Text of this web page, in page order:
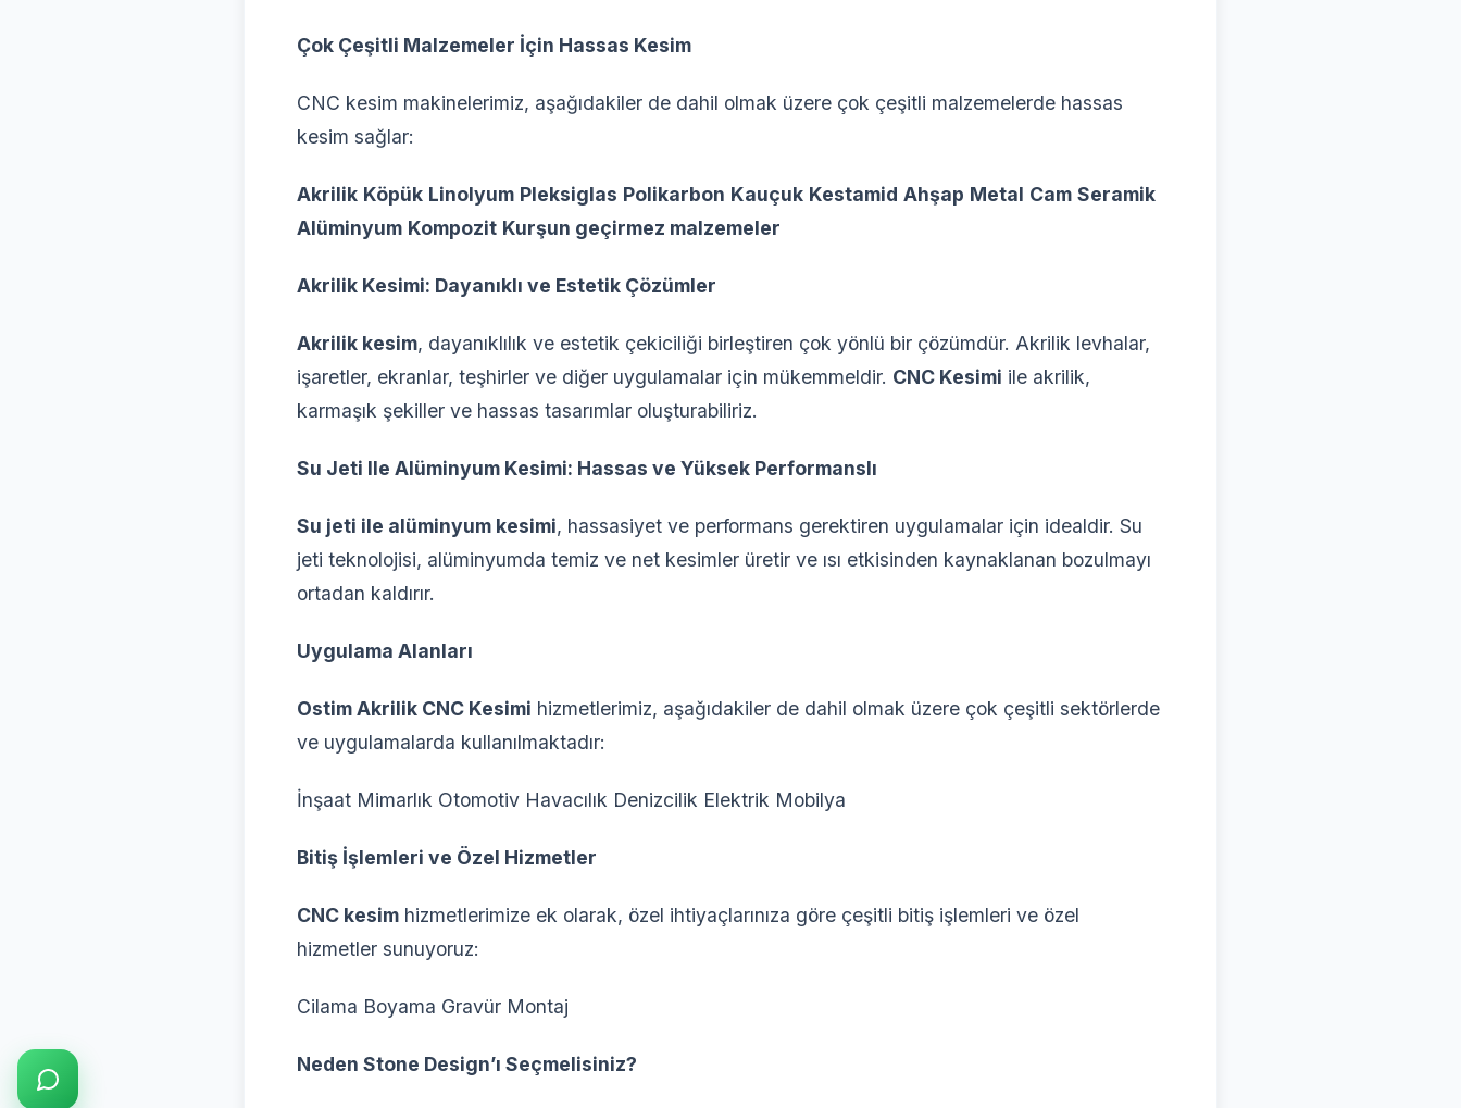
Çok Çeşitli Malzemeler İçin Hassas Kesim
CNC kesim makinelerimiz, aşağıdakiler de dahil olmak üzere çok çeşitli malzemelerde hassas
kesim sağlar:
Akrilik Köpük Linolyum Pleksiglas Polikarbon Kauçuk Kestamid Ahşap Metal Cam Seramik
Alüminyum Kompozit Kurşun geçirmez malzemeler
Akrilik Kesimi: Dayanıklı ve Estetik Çözümler
Akrilik kesim, dayanıklılık ve estetik çekiciliği birleştiren çok yönlü bir çözümdür. Akrilik levhalar,
işaretler, ekranlar, teşhirler ve diğer uygulamalar için mükemmeldir. CNC Kesimi ile akrilik,
karmaşık şekiller ve hassas tasarımlar oluşturabiliriz.
Su Jeti Ile Alüminyum Kesimi: Hassas ve Yüksek Performanslı
Su jeti ile alüminyum kesimi, hassasiyet ve performans gerektiren uygulamalar için idealdir. Su
jeti teknolojisi, alüminyumda temiz ve net kesimler üretir ve ısı etkisinden kaynaklanan bozulmayı
ortadan kaldırır.
Uygulama Alanları
Ostim Akrilik CNC Kesimi hizmetlerimiz, aşağıdakiler de dahil olmak üzere çok çeşitli sektörlerde
ve uygulamalarda kullanılmaktadır:
İnşaat Mimarlık Otomotiv Havacılık Denizcilik Elektrik Mobilya
Bitiş İşlemleri ve Özel Hizmetler
CNC kesim hizmetlerimize ek olarak, özel ihtiyaçlarınıza göre çeşitli bitiş işlemleri ve özel
hizmetler sunuyoruz:
Cilama Boyama Gravür Montaj
Neden Stone Design’ı Seçmelisiniz?